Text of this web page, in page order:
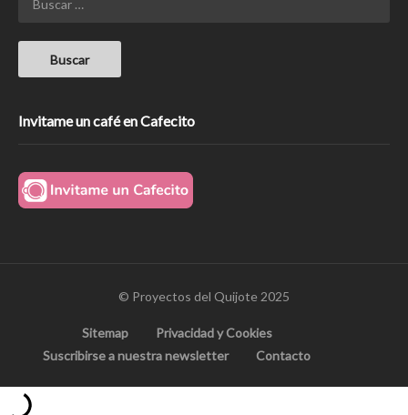
Invitame un café en Cafecito
© Proyectos del Quijote 2025
Sitemap
Privacidad y Cookies
Suscribirse a nuestra newsletter
Contacto